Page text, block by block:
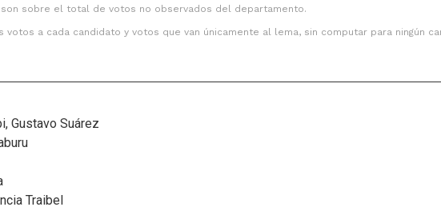
sobre el total de votos no observados del departamento.
a cada candidato y votos que van únicamente al lema, sin computar para ningún
Gustavo Suárez
Traibel